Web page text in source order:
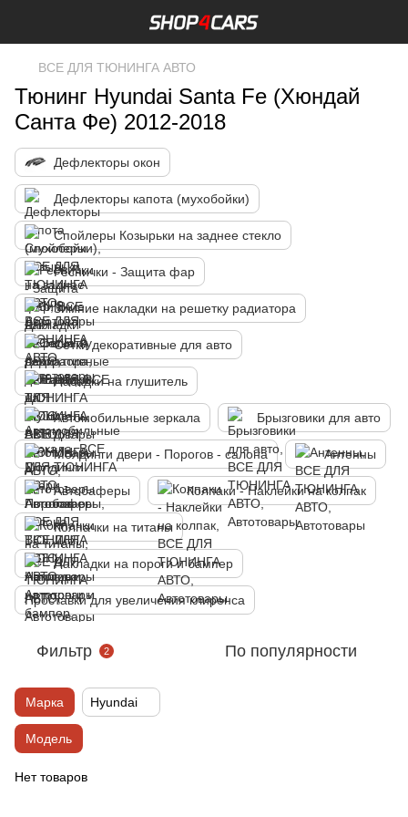
ВСЕ ДЛЯ ТЮНИНГА АВТО
Тюнинг Hyundai Santa Fe (Хюндай
Санта Фе) 2012-2018
Дефлекторы окон
Дефлекторы капота (мухобойки)
Спойлеры Козырьки на заднее стекло
Реснички - Защита фар
Зимние накладки на решетку радиатора
Сетки декоративные для авто
Насадки на глушитель
Автомобильные зеркала Брызговики для авто
Молдинги двери - Порогов - салона Антенны
Автобаферы Колпаки - Наклейки на колпак
Колпачки на титаны
Накладки на пороги и бампер
Проставки для увеличения клиренса
Фильтр 2 По популярности
Марка Hyundai
Модель
Нет товаров